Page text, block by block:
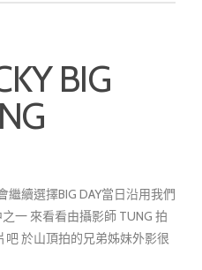
BIG
續選擇BIG DAY當日沿用我們
之一 來看看由攝影師 TUNG 拍
吧 於山頂拍的兄弟姊妹外影很